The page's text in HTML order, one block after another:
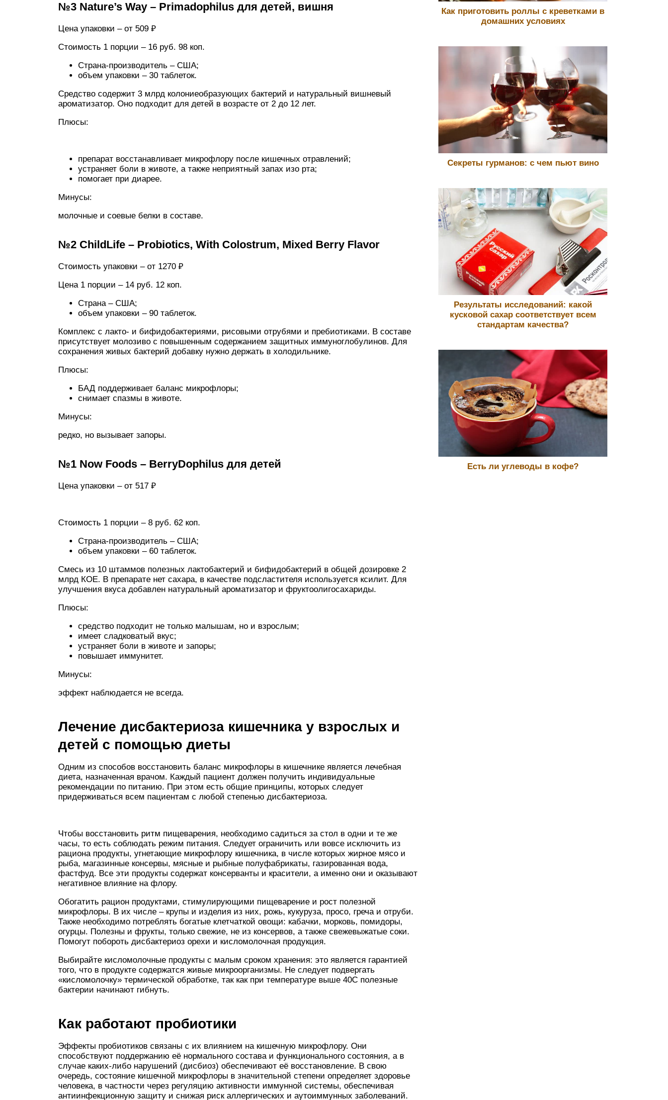
№3 Nature’s Way – Primadophilus для детей, вишня
Цена упаковки – от 509 ₽
Стоимость 1 порции – 16 руб. 98 коп.
Страна-производитель – США;
объем упаковки – 30 таблеток.
Средство содержит 3 млрд колониеобразующих бактерий и натуральный вишневый
ароматизатор. Оно подходит для детей в возрасте от 2 до 12 лет.
Плюсы:
препарат восстанавливает микрофлору после кишечных отравлений;
устраняет боли в животе, а также неприятный запах изо рта;
помогает при диарее.
Минусы:
молочные и соевые белки в составе.
№2 ChildLife – Probiotics, With Colostrum, Mixed Berry Flavor
Стоимость упаковки – от 1270 ₽
Цена 1 порции – 14 руб. 12 коп.
Страна – США;
объем упаковки – 90 таблеток.
Комплекс с лакто- и бифидобактериями, рисовыми отрубями и пребиотиками. В составе
присутствует молозиво с повышенным содержанием защитных иммуноглобулинов. Для
сохранения живых бактерий добавку нужно держать в холодильнике.
Плюсы:
БАД поддерживает баланс микрофлоры;
снимает спазмы в животе.
Минусы:
редко, но вызывает запоры.
№1 Now Foods – BerryDophilus для детей
Цена упаковки – от 517 ₽
Стоимость 1 порции – 8 руб. 62 коп.
Страна-производитель – США;
объем упаковки – 60 таблеток.
Смесь из 10 штаммов полезных лактобактерий и бифидобактерий в общей дозировке 2
млрд КОЕ. В препарате нет сахара, в качестве подсластителя используется ксилит. Для
улучшения вкуса добавлен натуральный ароматизатор и фруктоолигосахариды.
Плюсы:
средство подходит не только малышам, но и взрослым;
имеет сладковатый вкус;
устраняет боли в животе и запоры;
повышает иммунитет.
Минусы:
эффект наблюдается не всегда.
Лечение дисбактериоза кишечника у взрослых и
детей с помощью диеты
Одним из способов восстановить баланс микрофлоры в кишечнике является лечебная
диета, назначенная врачом. Каждый пациент должен получить индивидуальные
рекомендации по питанию. При этом есть общие принципы, которых следует
придерживаться всем пациентам с любой степенью дисбактериоза.
Чтобы восстановить ритм пищеварения, необходимо садиться за стол в одни и те же
часы, то есть соблюдать режим питания. Следует ограничить или вовсе исключить из
рациона продукты, угнетающие микрофлору кишечника, в числе которых жирное мясо и
рыба, магазинные консервы, мясные и рыбные полуфабрикаты, газированная вода,
фастфуд. Все эти продукты содержат консерванты и красители, а именно они и оказывают
негативное влияние на флору.
Обогатить рацион продуктами, стимулирующими пищеварение и рост полезной
микрофлоры. В их числе – крупы и изделия из них, рожь, кукуруза, просо, греча и отруби.
Также необходимо потреблять богатые клетчаткой овощи: кабачки, морковь, помидоры,
огурцы. Полезны и фрукты, только свежие, не из консервов, а также свежевыжатые соки.
Помогут побороть дисбактериоз орехи и кисломолочная продукция.
Выбирайте кисломолочные продукты с малым сроком хранения: это является гарантией
того, что в продукте содержатся живые микроорганизмы. Не следует подвергать
«кисломолочку» термической обработке, так как при температуре выше 40С полезные
бактерии начинают гибнуть.
Как работают пробиотики
Эффекты пробиотиков связаны с их влиянием на кишечную микрофлору. Они
способствуют поддержанию её нормального состава и функционального состояния, а в
случае каких-либо нарушений (дисбиоз) обеспечивают её восстановление. В свою
очередь, состояние кишечной микрофлоры в значительной степени определяет здоровье
человека, в частности через регуляцию активности иммунной системы, обеспечивая
антиинфекционную защиту и снижая риск аллергических и аутоиммунных заболеваний.
Как приготовить роллы с креветками в
домашних условиях
Секреты гурманов: с чем пьют вино
Результаты исследований: какой
кусковой сахар соответствует всем
стандартам качества?
Есть ли углеводы в кофе?